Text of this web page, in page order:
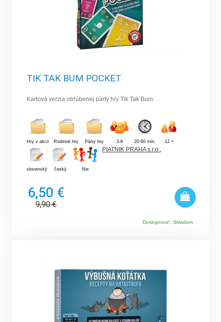
TIK TAK BUM POCKET
Kartová verzia obľúbenej párty hry Tik Tak Bum.
Hry v akcii Rodinné hry Párty hry 3-8 20-60 min. 12 +
slovenský český Nie
PIATNIK PRAHA s.r.o.
6,50 €
9,90€
Dostupnosť: Skladom